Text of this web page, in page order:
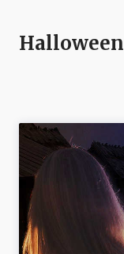
Halloween